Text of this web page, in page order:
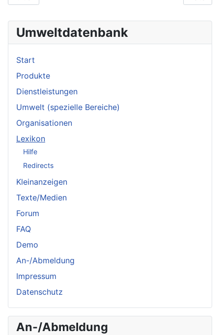
Umweltdatenbank
Start
Produkte
Dienstleistungen
Umwelt (spezielle Bereiche)
Organisationen
Lexikon
Hilfe
Redirects
Kleinanzeigen
Texte/Medien
Forum
FAQ
Demo
An-/Abmeldung
Impressum
Datenschutz
An-/Abmeldung